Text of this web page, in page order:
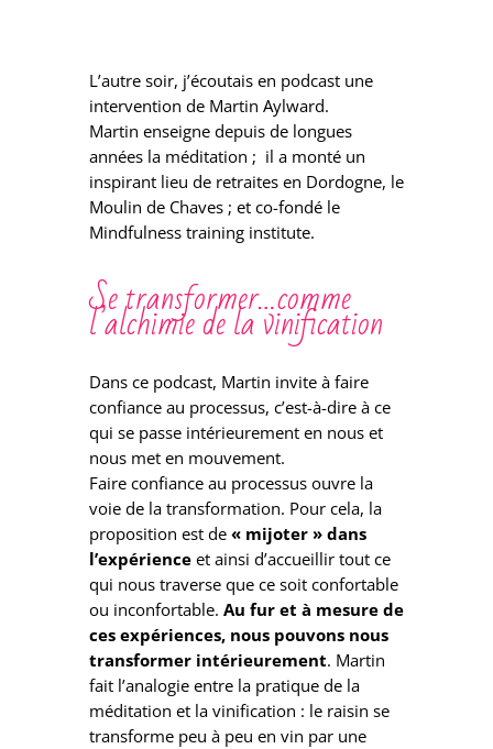
L’autre soir, j’écoutais en podcast une
intervention de Martin Aylward.
Martin enseigne depuis de longues
années la méditation ; il a monté un
inspirant lieu de retraites en Dordogne, le
Moulin de Chaves ; et co-fondé le
Mindfulness training institute.
Se transformer…comme
l’alchimie de la vinification
Dans ce podcast, Martin invite à faire
confiance au processus, c’est-à-dire à ce
qui se passe intérieurement en nous et
nous met en mouvement.
Faire confiance au processus ouvre la
voie de la transformation. Pour cela, la
proposition est de « mijoter » dans
l’expérience et ainsi d’accueillir tout ce
qui nous traverse que ce soit confortable
ou inconfortable. Au fur et à mesure de
ces expériences, nous pouvons nous
transformer intérieurement. Martin
fait l’analogie entre la pratique de la
méditation et la vinification : le raisin se
transforme peu à peu en vin par une